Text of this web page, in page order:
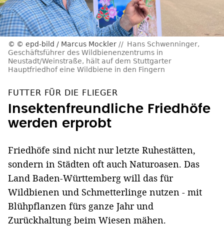
© epd-bild / Marcus Mockler
Hans Schwenninger,
Geschäftsführer des Wildbienenzentrums in
Neustadt/Weinstraße, hält auf dem Stuttgarter
Hauptfriedhof eine Wildbiene in den Fingern
FUTTER FÜR DIE FLIEGER
Insektenfreundliche Friedhöfe
werden erprobt
Friedhöfe sind nicht nur letzte Ruhestätten,
sondern in Städten oft auch Naturoasen. Das
Land Baden-Württemberg will das für
Wildbienen und Schmetterlinge nutzen - mit
Blühpflanzen fürs ganze Jahr und
Zurückhaltung beim Wiesen mähen.